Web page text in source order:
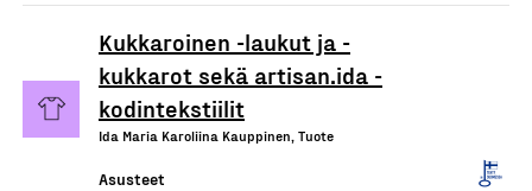
Kukkaroinen -laukut ja -
kukkarot sekä artisan.ida -
kodintekstiilit
Ida Maria Karoliina Kauppinen, Tuote
Asusteet